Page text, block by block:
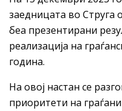
заедницата во Струга
беа презентирани
реализација на
година.
На овој настан се
приоритети на